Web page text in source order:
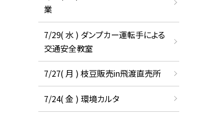
業
7/29( 水 ) ダンプカー運転手による
交通安全教室
7/27( 月 ) 枝豆販売in飛渡直売所
7/24( 金 ) 環境カルタ